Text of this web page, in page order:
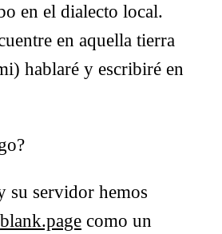
en el dialecto local.
en aquella tierra
hablaré y escribiré en
su servidor hemos
blank.page como un